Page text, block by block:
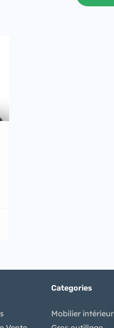
Categories
Mobilier intérieur